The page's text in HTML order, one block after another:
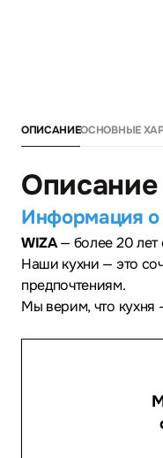
ОПИСАНИЕОСНОВНЫЕ
Описание
Информация о
WIZA— более 20 лет
Наши кухни — это
предпочтениям.
Мы верим, что кухня